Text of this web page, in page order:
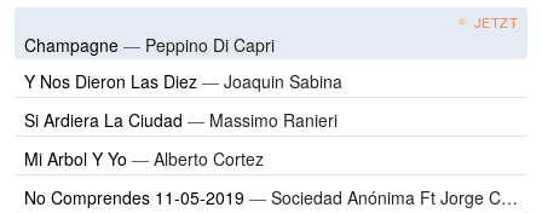
JETZT
Champagne — Peppino Di Capri
Y Nos Dieron Las Diez — Joaquin Sabina
Si Ardiera La Ciudad — Massimo Ranieri
Mi Arbol Y Yo — Alberto Cortez
No Comprendes 11-05-2019 — Sociedad Anónima Ft Jorge Chiappe